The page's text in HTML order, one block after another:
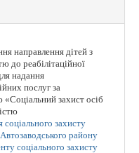
направлення дітей з
до реабілітаційної
надання
послуг за
захист осіб
соціального захисту
району
соціального захисту